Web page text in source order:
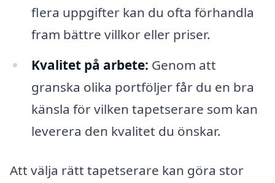
flera uppgifter kan du ofta förhandla
fram bättre villkor eller priser.
Kvalitet på arbete: Genom att
granska olika portföljer får du en bra
känsla för vilken tapetserare som kan
leverera den kvalitet du önskar.
Att välja rätt tapetserare kan göra stor